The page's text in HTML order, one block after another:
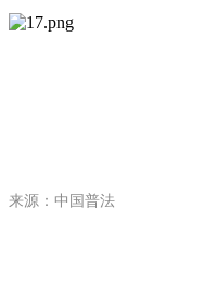
来源 ： 中国普法